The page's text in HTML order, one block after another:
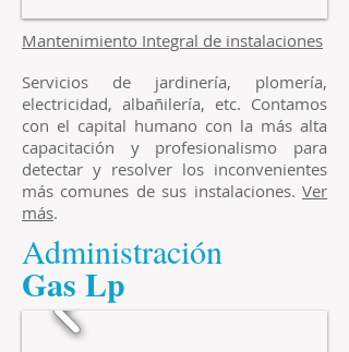
Mantenimiento Integral de instalaciones
Servicios de jardinería, plomería,
electricidad, albañilería, etc. Contamos
con el capital humano con la más alta
capacitación y profesionalismo para
detectar y resolver los inconvenientes
más comunes de sus instalaciones. Ver
más.
Administración
​Gas Lp